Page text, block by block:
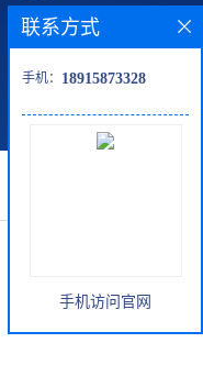
联系方式
手机： 18915873328
手机访问官网